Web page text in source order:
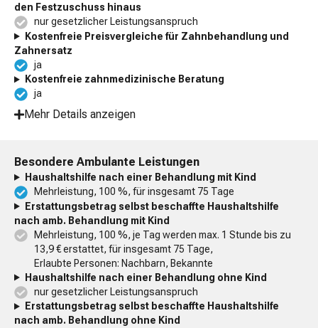
den Festzuschuss hinaus
nur gesetzlicher Leistungsanspruch
Kostenfreie Preisvergleiche für Zahnbehandlung und
Zahnersatz
ja
Kostenfreie zahnmedizinische Beratung
ja
Mehr Details anzeigen
Besondere Ambulante Leistungen
Haushaltshilfe nach einer Behandlung mit Kind
Mehrleistung, 100 %, für insgesamt 75 Tage
Erstattungsbetrag selbst beschaffte Haushaltshilfe
nach amb. Behandlung mit Kind
Mehrleistung, 100 %, je Tag werden max. 1 Stunde bis zu
13,9 € erstattet, für insgesamt 75 Tage,
Erlaubte Personen: Nachbarn, Bekannte
Haushaltshilfe nach einer Behandlung ohne Kind
nur gesetzlicher Leistungsanspruch
Erstattungsbetrag selbst beschaffte Haushaltshilfe
nach amb. Behandlung ohne Kind